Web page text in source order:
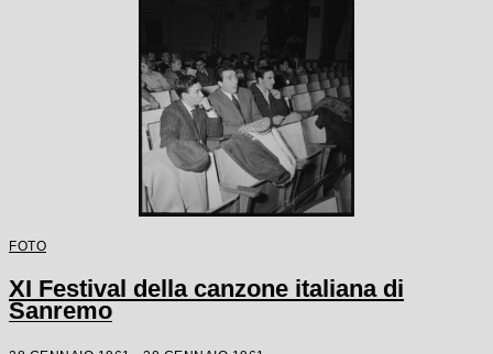
FOTO
XI Festival della canzone italiana di
Sanremo